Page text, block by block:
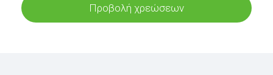
Προβολή χρεώσεων